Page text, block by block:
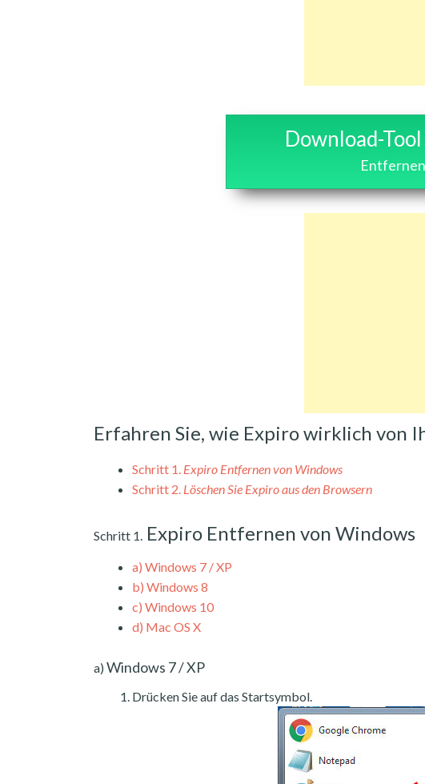
Download-
Erfahren Sie, wie Expiro wirklich von
Schritt 1. Expiro Entfernen von Windows
Schritt 2. Löschen Sie Expiro aus den Browsern
Schritt 1. Expiro Entfernen von Windows
a) Windows 7 / XP
b) Windows 8
c) Windows 10
d) Mac OS X
a) Windows 7 / XP
Drücken Sie auf das Startsymbol.